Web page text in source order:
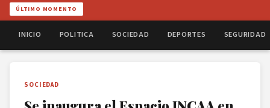
ÚLTIMO MOMENTO
INICIO POLITICA SOCIEDAD DEPORTES SEGURIDAD
SOCIEDAD